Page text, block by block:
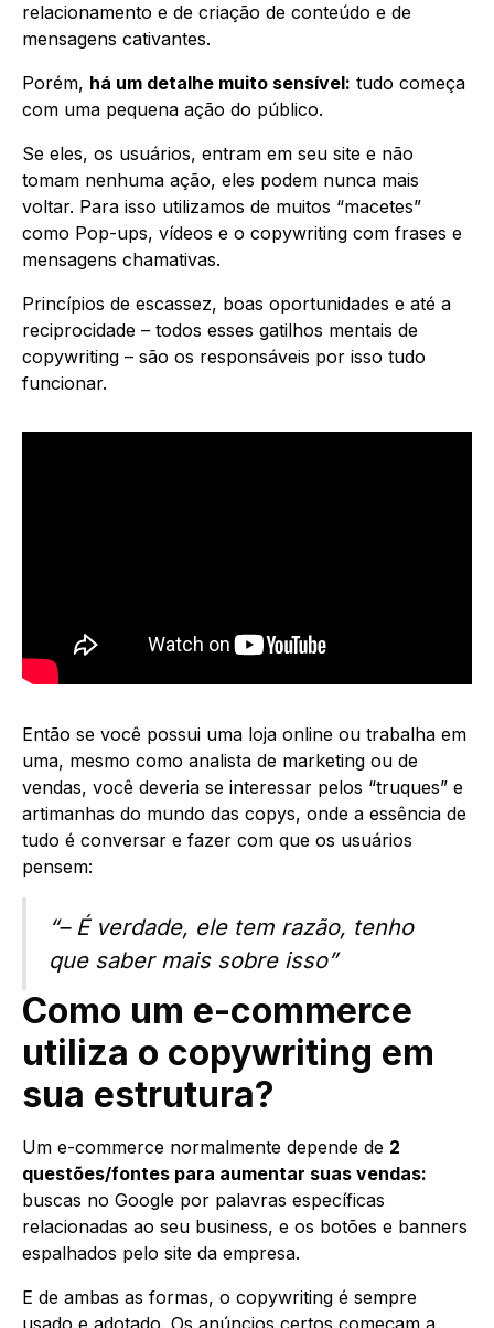
relacionamento e de criação de conteúdo e de
mensagens cativantes.
Porém, há um detalhe muito sensível: tudo começa
com uma pequena ação do público.
Se eles, os usuários, entram em seu site e não
tomam nenhuma ação, eles podem nunca mais
voltar. Para isso utilizamos de muitos “macetes”
como Pop-ups, vídeos e o copywriting com frases e
mensagens chamativas.
Princípios de escassez, boas oportunidades e até a
reciprocidade – todos esses gatilhos mentais de
copywriting – são os responsáveis por isso tudo
funcionar.
Então se você possui uma loja online ou trabalha em
uma, mesmo como analista de marketing ou de
vendas, você deveria se interessar pelos “truques” e
artimanhas do mundo das copys, onde a essência de
tudo é conversar e fazer com que os usuários
pensem:
“– É verdade, ele tem razão, tenho
que saber mais sobre isso”
Como um e-commerce
utiliza o copywriting em
sua estrutura?
Um e-commerce normalmente depende de 2
questões/fontes para aumentar suas vendas:
buscas no Google por palavras específicas
relacionadas ao seu business, e os botões e banners
espalhados pelo site da empresa.
E de ambas as formas, o copywriting é sempre
usado e adotado. Os anúncios certos começam a